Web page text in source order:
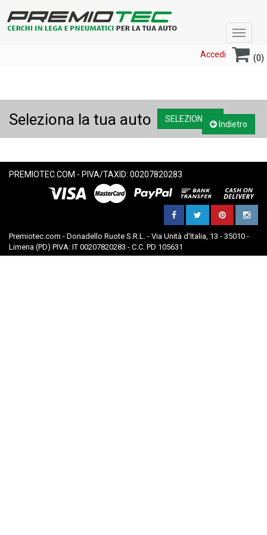
Toggle
Accedi
(0)
Seleziona la tua auto SELEZIONA....
Indietro
PREMIOTEC.COM - PIVA/TAXID: 00207820283
Premiotec.com - Donadello Ruote S.R.L. - Via Unità d'Italia, 13 - 35010 -
Limena (PD) PIVA: IT 00207820283 - C.C. PD 105631